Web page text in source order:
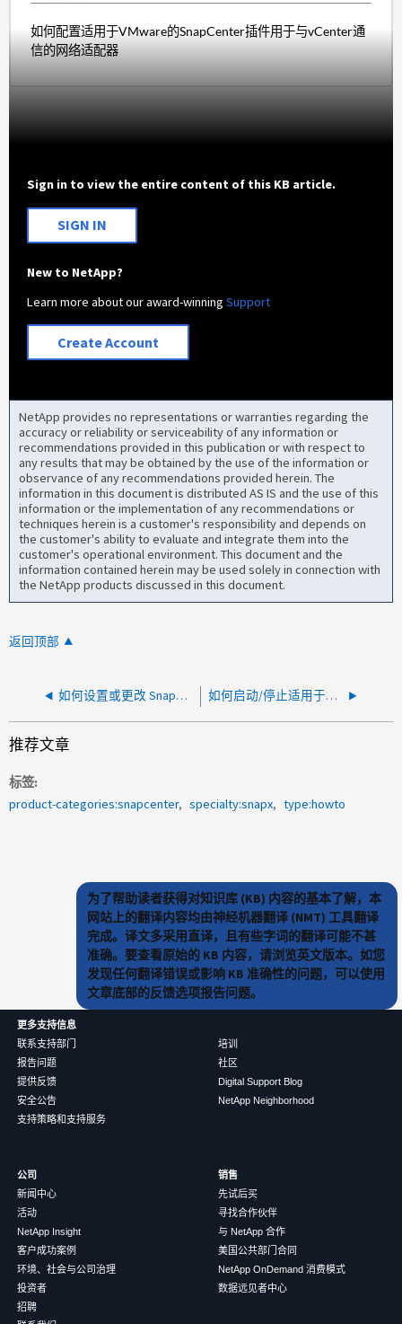
如何配置适用于VMware的SnapCenter插件用于与vCenter通
信的网络适配器
Sign in to view the entire content of this KB article.
SIGN IN
New to NetApp?
Learn more about our award-winningSupport
Create Account
NetApp provides no representations or warranties regarding the
accuracy or reliability or serviceability of any information or
recommendations provided in this publication or with respect to
any results that may be obtained by the use of the information or
observance of any recommendations provided herein. The
information in this document is distributed AS IS and the use of this
information or the implementation of any recommendations or
techniques herein is a customer's responsibility and depends on
the customer's ability to evaluate and integrate them into the
customer's operational environment. This document and the
information contained herein may be used solely in connection with
the NetApp products discussed in this document.
返回顶部
如何设置或更改 SnapCenter 的 MySQL 密码 服务器 如何启动/停止适用于Oracle数据库(SCO)的SnapCenter 插件服务？
推荐文章
标签
product-categories:snapcenter
specialty:snapx type:howto
为了帮助读者获得对知识库 (KB) 内容的基本了解，本
网站上的翻译内容均由神经机器翻译 (NMT) 工具翻译
完成。译文多采用直译，且有些字词的翻译可能不甚
准确。要查看原始的 KB 内容，请浏览英文版本。如您
发现任何翻译错误或影响 KB 准确性的问题，可以使用
文章底部的反馈选项报告问题。
更多支持信息
联系支持部门
报告问题
提供反馈
安全公告
支持策略和支持服务
培训
社区
Digital Support Blog
NetApp Neighborhood
公司
新闻中心
活动
NetApp Insight
客户成功案例
环境、社会与公司治理
投资者
招聘
销售
先试后买
寻找合作伙伴
与 NetApp 合作
美国公共部门合同
NetApp OnDemand 消费模式
数据远见者中心